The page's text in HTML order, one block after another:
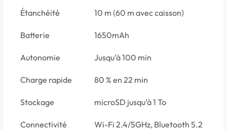
Étanchéité 10 m (60 m avec caisson)
Batterie 1650mAh
Autonomie Jusqu’à 100 min
Charge rapide 80 % en 22 min
Stockage microSD jusqu’à 1 To
Connectivité Wi-Fi 2.4/5GHz, Bluetooth 5.2